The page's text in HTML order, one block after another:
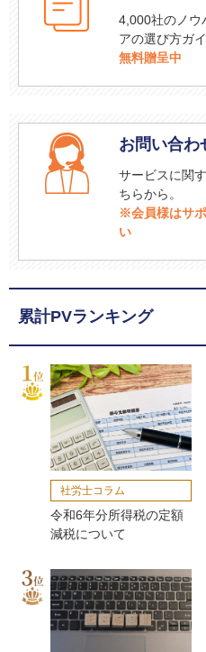
4,000社のノウ
アの選び方ガ
無料贈呈中
お問い合わ
サービスに関
ちらから。
※会員様はサ
い
累計PVランキング
社労士コラム
令和6年分所得税の定額
減税について